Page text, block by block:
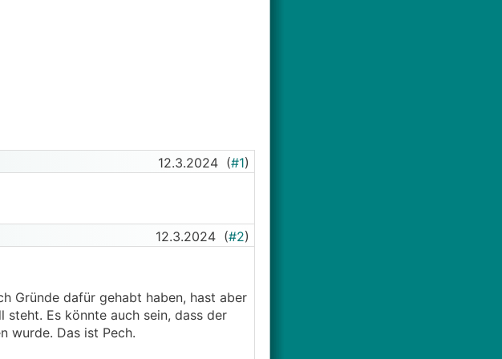
12.3.2024 (#1)
12.3.2024 (#2)
Gründe dafür gehabt haben, hast aber
Es könnte auch sein, dass der
wurde. Das ist Pech.